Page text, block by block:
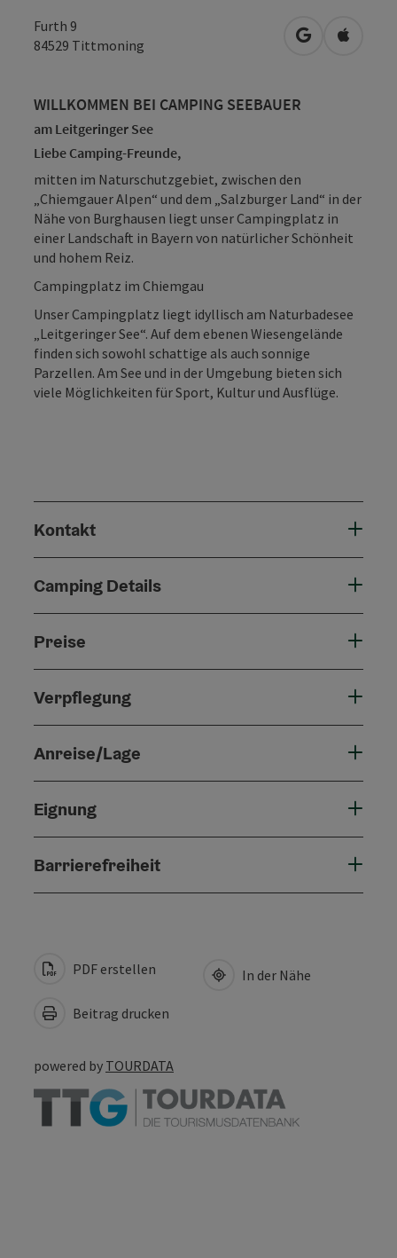
Furth 9
84529 Tittmoning in Google
in
WILLKOMMEN BEI CAMPING SEEBAUER
am Leitgeringer See
Liebe Camping-Freunde,
mitten im Naturschutzgebiet, zwischen den
„Chiemgauer Alpen“ und dem „Salzburger Land“ in der
Nähe von Burghausen liegt unser Campingplatz in
einer Landschaft in Bayern von natürlicher Schönheit
und hohem Reiz.
Campingplatz im Chiemgau
Unser Campingplatz liegt idyllisch am Naturbadesee
„Leitgeringer See“. Auf dem ebenen Wiesengelände
finden sich sowohl schattige als auch sonnige
Parzellen. Am See und in der Umgebung bieten sich
viele Möglichkeiten für Sport, Kultur und Ausflüge.
Kontakt
Camping Details
Preise
Verpflegung
Anreise/Lage
Eignung
Barrierefreiheit
PDF erstellen
Beitrag drucken
In der Nähe
powered by TOURDATA